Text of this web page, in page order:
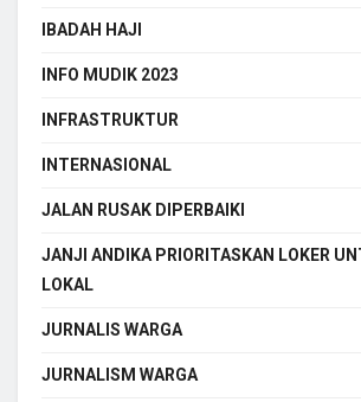
IBADAH HAJI
INFO MUDIK 2023
INFRASTRUKTUR
INTERNASIONAL
JALAN RUSAK DIPERBAIKI
JANJI ANDIKA PRIORITASKAN LOKER
LOKAL
JURNALIS WARGA
JURNALISM WARGA